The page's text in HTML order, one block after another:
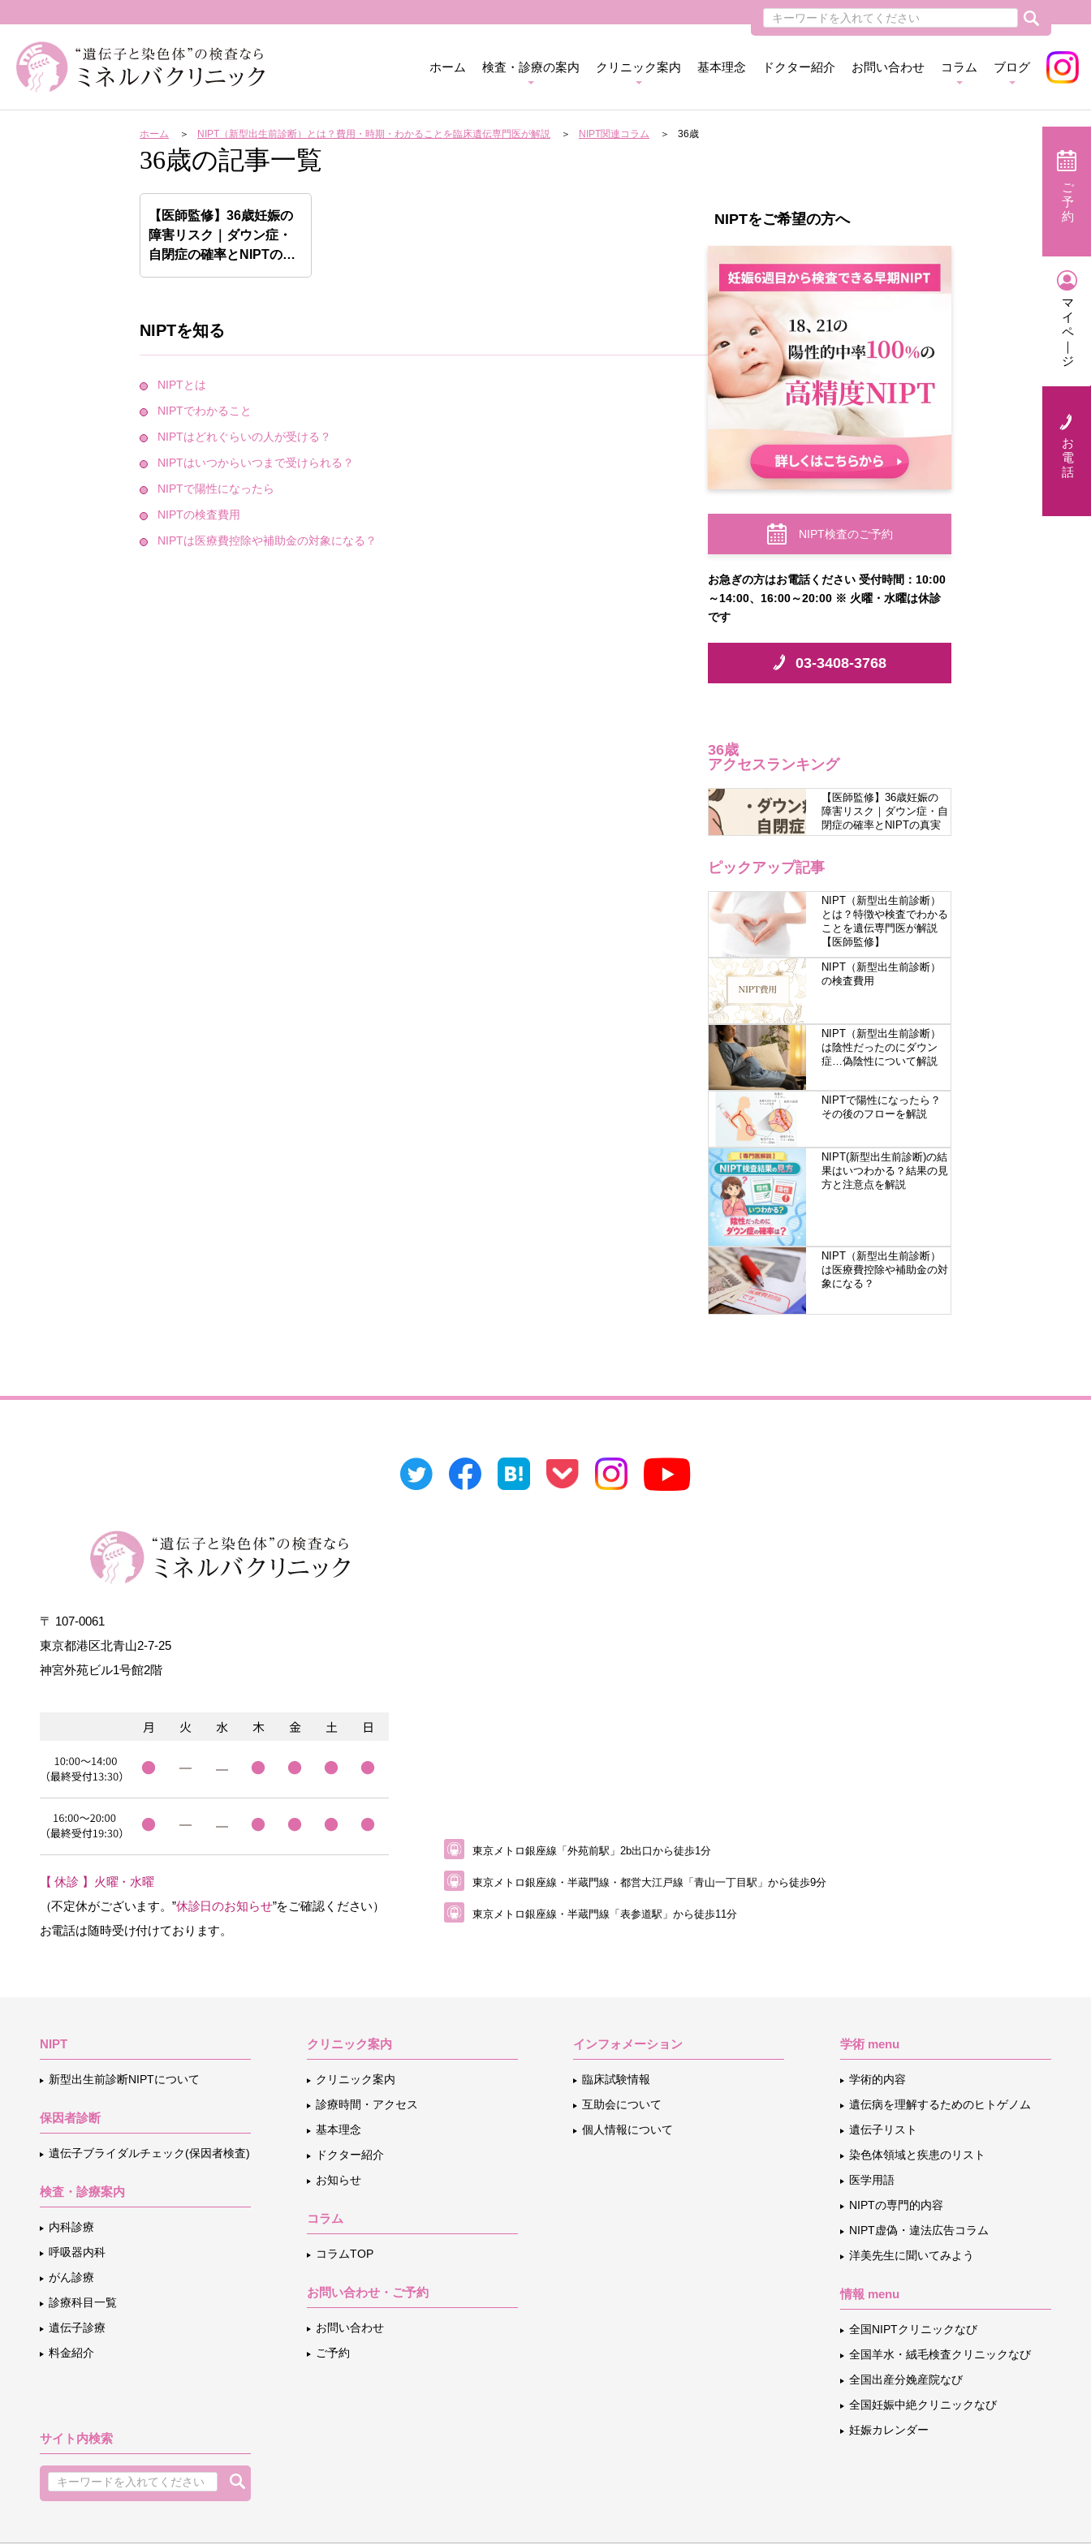
ホーム 検査・診療の案内 クリニック案内 基本理念 ドクター紹介 お問い合わせ コラム ブログ
ホーム NIPT（新型出生前診断）とは？費用・時期・わかることを臨床遺伝専門医が解説 NIPT関連コラム 36歳
36歳の記事一覧
【医師監修】36歳妊娠の
障害リスク｜ダウン症・
自閉症の確率とNIPTの…
NIPTを知る
NIPTとは
NIPTでわかること
NIPTはどれぐらいの人が受ける？
NIPTはいつからいつまで受けられる？
NIPTで陽性になったら
NIPTの検査費用
NIPTは医療費控除や補助金の対象になる？
NIPTをご希望の方へ
NIPT検査のご予約
お急ぎの方はお電話ください 受付時間：10:00
～14:00、16:00～20:00 ※ 火曜・水曜は休診
です
03-3408-3768
36歳
アクセスランキング
【医師監修】36歳妊娠の
障害リスク｜ダウン症・自
閉症の確率とNIPTの真実
ピックアップ記事
NIPT（新型出生前診断）
とは？特徴や検査でわかる
ことを遺伝専門医が解説
【医師監修】
NIPT（新型出生前診断）
の検査費用
NIPT（新型出生前診断）
は陰性だったのにダウン
症…偽陰性について解説
NIPTで陽性になったら？
その後のフローを解説
NIPT(新型出生前診断)の結
果はいつわかる？結果の見
方と注意点を解説
NIPT（新型出生前診断）
は医療費控除や補助金の対
象になる？
〒 107-0061
東京都港区北青山2-7-25
神宮外苑ビル1号館2階
【 休診 】火曜・水曜
（不定休がございます。”休診日のお知らせ”をご確認ください）
お電話は随時受け付けております。
東京メトロ銀座線「外苑前駅」2b出口から徒歩1分
東京メトロ銀座線・半蔵門線・都営大江戸線 「青山一丁目駅」から徒歩9分
東京メトロ銀座線・半蔵門線「表参道駅」から徒歩11分
NIPT
新型出生前診断NIPTについて
保因者診断
遺伝子ブライダルチェック(保因者検査)
検査・診療案内
内科診療
呼吸器内科
がん診療
診療科目一覧
遺伝子診療
料金紹介
サイト内検索
クリニック案内
クリニック案内
診療時間・アクセス
基本理念
ドクター紹介
お知らせ
コラム
コラムTOP
お問い合わせ・ご予約
お問い合わせ
ご予約
インフォメーション
臨床試験情報
互助会について
個人情報について
学術 menu
学術的内容
遺伝病を理解するためのヒトゲノム
遺伝子リスト
染色体領域と疾患のリスト
医学用語
NIPTの専門的内容
NIPT虚偽・違法広告コラム
洋美先生に聞いてみよう
情報 menu
全国NIPTクリニックなび
全国羊水・絨毛検査クリニックなび
全国出産分娩産院なび
全国妊娠中絶クリニックなび
妊娠カレンダー
ご
予
約
マ
イ
ペ
｜
ジ
お
電
話